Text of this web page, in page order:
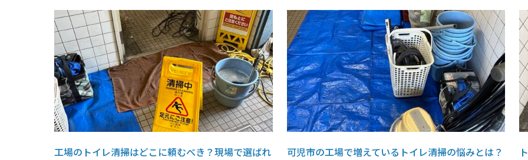
工場のトイレ清掃はどこに頼むべき？現場で選ばれ
可児市の工場で増えているトイレ清掃の悩みとは？